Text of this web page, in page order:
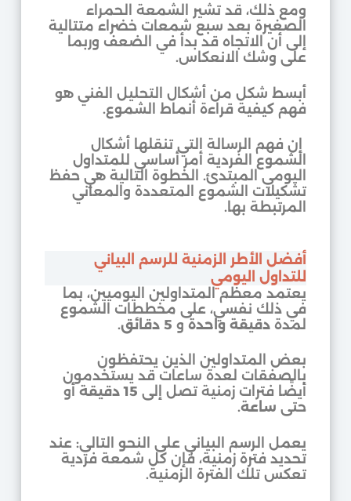
ومع ذلك، قد تشير الشمعة الحمراء
الصغيرة بعد سبع شمعات خضراء متتالية
إلى أن الاتجاه قد بدأ في الضعف وربما
على وشك الانعكاس.
أبسط شكل من أشكال التحليل الفني هو
فهم كيفية قراءة أنماط الشموع.
إن فهم الرسالة التي تنقلها أشكال
الشموع الفردية أمر أساسي للمتداول
اليومي المبتدئ. الخطوة التالية هي حفظ
تشكيلات الشموع المتعددة والمعاني
المرتبطة بها.
أفضل الأطر الزمنية للرسم البياني
للتداول اليومي
يعتمد معظم المتداولين اليوميين، بما
في ذلك نفسي، على مخططات الشموع
لمدة دقيقة واحدةو 5 دقائق .
بعض المتداولين الذين يحتفظون
بالصفقات لعدة ساعات قد يستخدمون
أيضًا فترات زمنية تصل إلى 15 دقيقة
أو
حتى ساعة.
يعمل الرسم البياني على النحو التالي: عند
تحديد فترة زمنية، فإن كل شمعة فردية
تعكس تلك الفترة الزمنية.